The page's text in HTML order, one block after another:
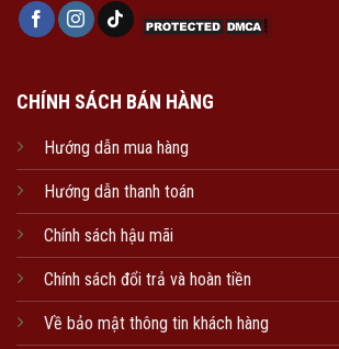
CHÍNH SÁCH BÁN HÀNG
Hướng dẫn mua hàng
Hướng dẫn thanh toán
Chính sách hậu mãi
Chính sách đổi trả và hoàn tiền
Về bảo mật thông tin khách hàng